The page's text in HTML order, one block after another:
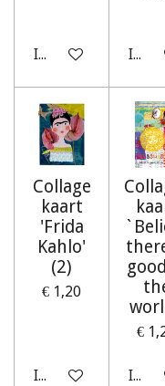
In winkelwagenIn
Collage
kaart
'Frida
Kahlo'
(2)
€ 1,20
In winkelwagen
€
In